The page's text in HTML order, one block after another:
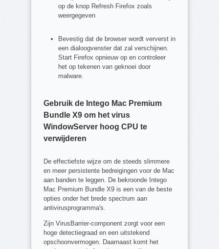
op de knop Refresh Firefox zoals
weergegeven
Bevestig dat de browser wordt ververst in
een dialoogvenster dat zal verschijnen.
Start Firefox opnieuw op en controleer
het op tekenen van geknoei door
malware.
Gebruik de Intego Mac Premium
Bundle X9 om het virus
WindowServer hoog CPU te
verwijderen
De effectiefste wijze om de steeds slimmere
en meer persistente bedreigingen voor de Mac
aan banden te leggen. De bekroonde Intego
Mac Premium Bundle X9 is een van de beste
opties onder het brede spectrum aan
antivirusprogramma's.
Zijn VirusBarrier-component zorgt voor een
hoge detectiegraad en een uitstekend
opschoonvermogen. Daarnaast komt het